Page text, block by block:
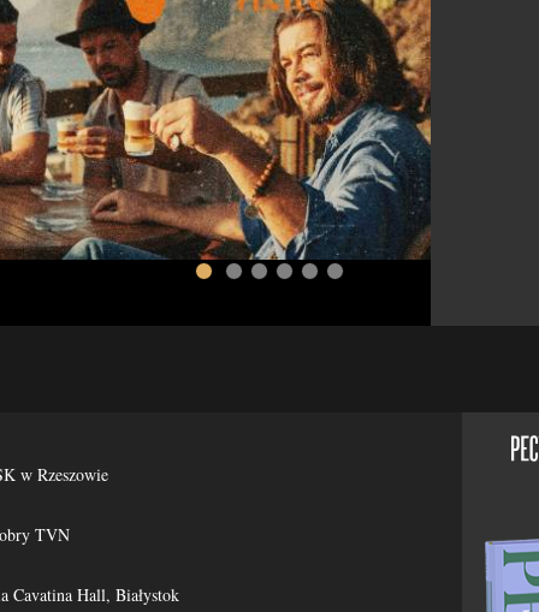
w Rzeszowie
TVN
Cavatina Hall, Białystok